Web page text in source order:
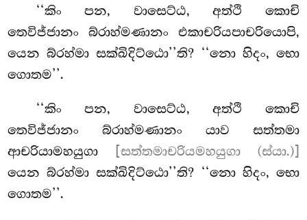
‘‘කිං පන, වාසෙට්ඨ, අත්ථි කොචි
තෙවිජ්ජානං බ්රාහ්මණානං එකාචරියපාචරියොපි,
යෙන බ්රහ්මා සක්ඛිදිට්ඨො’’ති? ‘‘නො හිදං, භො
ගොතම’’.
‘‘කිං පන, වාසෙට්ඨ, අත්ථි කොචි
තෙවිජ්ජානං බ්රාහ්මණානං යාව සත්තමා
ආචරියාමහයුගා
[සත්තමාචරියමහයුගා (ස්යා.)]
යෙන බ්රහ්මා සක්ඛිදිට්ඨො’’ති? ‘‘නො හිදං, භො
ගොතම’’.